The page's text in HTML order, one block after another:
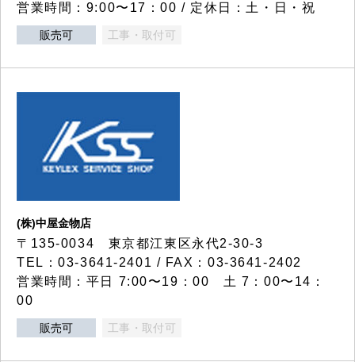
営業時間：9:00〜17：00 / 定休日：土・日・祝
販売可 工事・取付可
(株)中屋金物店
〒135-0034 東京都江東区永代2-30-3
TEL：03-3641-2401 / FAX：03-3641-2402
営業時間：平日 7:00〜19：00 土 7：00〜14：
00
販売可 工事・取付可